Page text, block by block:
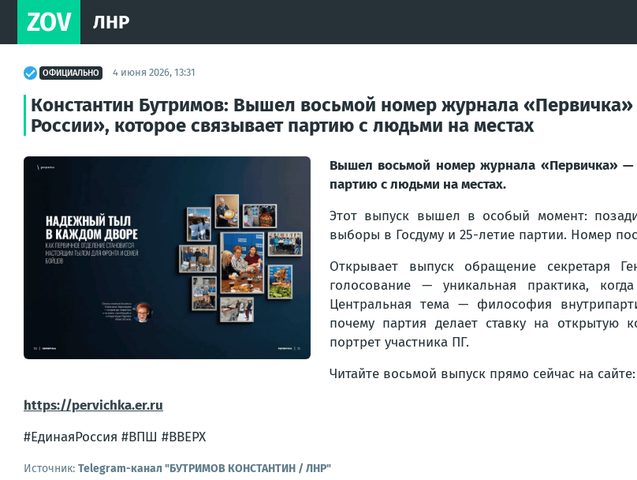
ZOV ЛНР
ОФИЦИАЛЬНО 4 июня 2026, 13:31
Константин Бутримов: Вышел восьмой номер журнала
России», которое связывает партию с людьми на местах
Вышел восьмой номер журнала «Первичка» —
партию с людьми на местах.
Этот выпуск вышел в особый момент:
выборы в Госдуму и 25-летие партии. Номер
Открывает выпуск обращение секретаря
голосование — уникальная практика,
Центральная тема — философия
почему партия делает ставку на открытую
портрет участника ПГ.
Читайте восьмой выпуск прямо сейчас на сайте:
https://pervichka.er.ru
#ЕдинаяРоссия #ВПШ #ВВЕРХ
Источник: Telegram-канал "БУТРИМОВ КОНСТАНТИН / ЛНР"